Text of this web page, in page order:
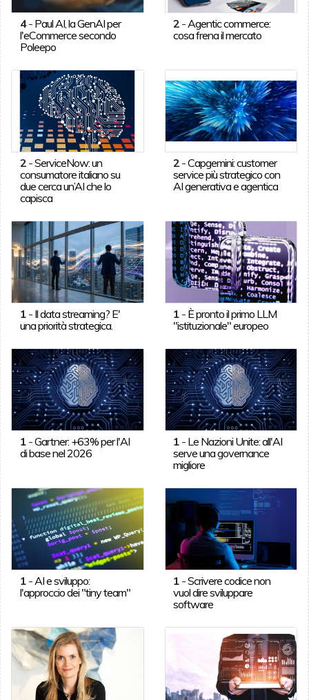
4- Paul AI, la GenAI per
l'eCommerce secondo
Poleepo
2 - Agentic commerce:
cosa frena il mercato
2-ServiceNow: un
consumatore italiano su
due cerca un’AI che lo
capisca
2 -Capgemini: customer
service più strategico con
AI generativa e agentica
1- Il data streaming? E'
una priorità strategica.
1 - È pronto il primo LLM
"istituzionale" europeo
1-Gartner: +63% per l'AI
di base nel 2026
1 - Le Nazioni Unite: all'AI
serve una governance
migliore
1- AI e sviluppo:
l'approccio dei "tiny team"
1 -Scrivere codice non
vuol dire sviluppare
software